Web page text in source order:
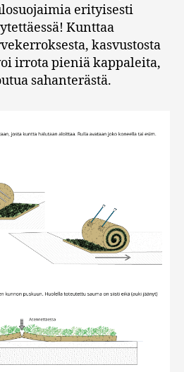
erityisesti
Kunttaa
kasvustosta
irrota pieniä kappaleita,
sahanterästä.